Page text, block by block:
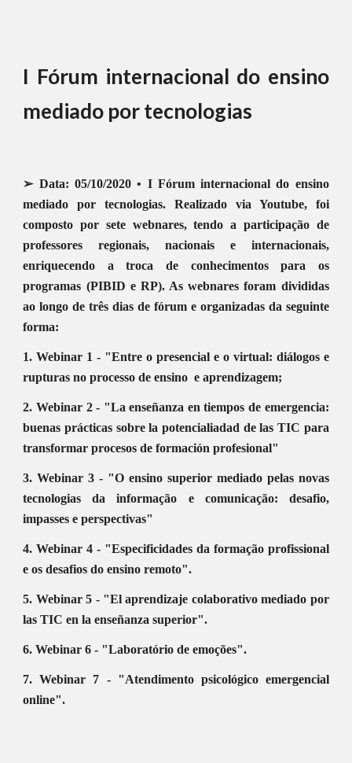
I Fórum internacional do ensino
mediado por tecnologias
➢ Data: 05/10/2020 • I Fórum internacional do ensino
mediado por tecnologias. Realizado via Youtube, foi
composto por sete webnares, tendo a participação de
professores regionais, nacionais e internacionais,
enriquecendo a troca de conhecimentos para os
programas (PIBID e RP). As webnares foram divididas
ao longo de três dias de fórum e organizadas da seguinte
forma:
1. Webinar 1 - "Entre o presencial e o virtual: diálogos e
rupturas no processo de ensino e aprendizagem;
2. Webinar 2 - "La enseñanza en tiempos de emergencia:
buenas prácticas sobre la potencialiadad de las TIC para
transformar procesos de formación profesional"
3. Webinar 3 - "O ensino superior mediado pelas novas
tecnologias da informação e comunicação: desafio,
impasses e perspectivas"
4. Webinar 4 - "Especificidades da formação profissional
e os desafios do ensino remoto".
5. Webinar 5 - "El aprendizaje colaborativo mediado por
las TIC en la enseñanza superior".
6. Webinar 6 - "Laboratório de emoções".
7. Webinar 7 - "Atendimento psicológico emergencial
online".